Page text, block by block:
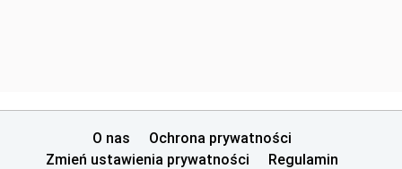
O nas
Ochrona prywatności
Zmień ustawienia prywatności
Regulamin